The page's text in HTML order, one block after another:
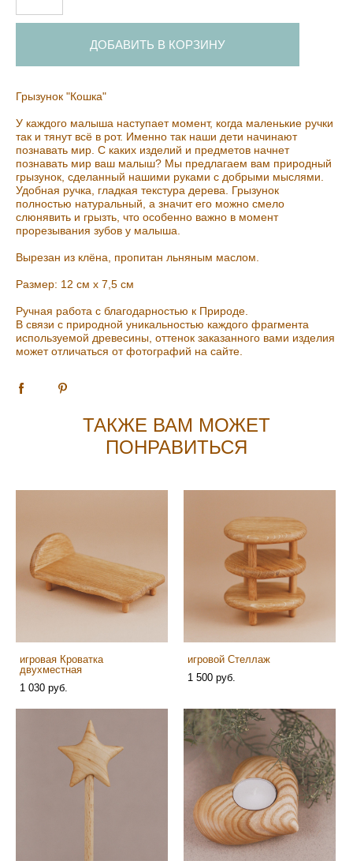
ДОБАВИТЬ В КОРЗИНУ
Грызунок "Кошка"
У каждого малыша наступает момент, когда маленькие ручки
так и тянут всё в рот. Именно так наши дети начинают
познавать мир. С каких изделий и предметов начнет
познавать мир ваш малыш? Мы предлагаем вам природный
грызунок, сделанный нашими руками с добрыми мыслями.
Удобная ручка, гладкая текстура дерева. Грызунок
полностью натуральный, а значит его можно смело
слюнявить и грызть, что особенно важно в момент
прорезывания зубов у малыша.
Вырезан из клёна, пропитан льняным маслом.
Размер: 12 см х 7,5 см
Ручная работа с благодарностью к Природе.
В связи с природной уникальностью каждого фрагмента
используемой древесины, оттенок заказанного вами изделия
может отличаться от фотографий на сайте.
ТАКЖЕ ВАМ МОЖЕТ
ПОНРАВИТЬСЯ
игровая Кроватка
двухместная
1 030 pуб.
игровой Стеллаж
1 500 pуб.